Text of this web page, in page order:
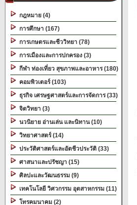
กฎหมาย (4)
การศึกษา (167)
การเกษตรและชีววิทยา (78)
การเมืองและการปกครอง (3)
กีฬา ท่องเที่ยว สุขภาพและอาหาร (180)
คอมพิวเตอร์ (103)
ธุรกิจ เศรษฐศาสตร์และการจัดการ (33)
จิตวิทยา (3)
นวนิยาย อ่านเล่น และนิทาน (10)
วิทยาศาสตร์ (14)
ประวัติศาสตร์และอัตชีวประวัติ (33)
ศาสนาและปรัชญา (15)
ศิลปะและวัฒนธรรม (9)
เทคโนโลยี วิศวกรรม อุตสาหกรรม (11)
โทรคมนาคม (2)